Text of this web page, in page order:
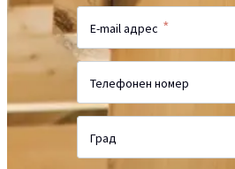
E-mail адрес *
Телефонен номер
Град